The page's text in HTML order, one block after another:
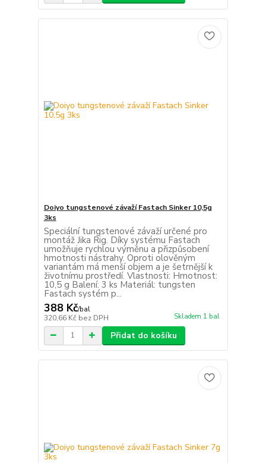
Doiyo tungstenové závaží Fastach Sinker 10,5g
3ks
Speciální tungstenové závaží určené pro
montáž Jika Rig. Díky systému Fastach
umožňuje rychlou výměnu a přizpůsobení
hmotnosti nástrahy. Oproti olověným
variantám má menší objem a je šetrnější k
životnímu prostředí. Vlastnosti: Hmotnost:
10,5 g Balení: 3 ks Materiál: tungsten
Fastach systém p...
388 Kč/bal
320,66 Kč bez DPH Skladem 1 bal
Přidat do košíku